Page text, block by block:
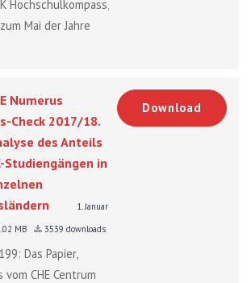
Hochschulkompass,
Mai der Jahre
Numerus
Check 2017/18.
des Anteils
Studiengängen in
1. Januar
MB 3539 downloads
Das Papier,
CHE Centrum
Download